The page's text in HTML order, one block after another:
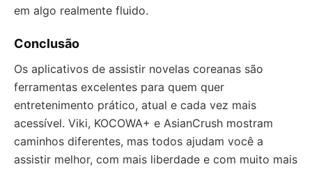
em algo realmente fluido.
Conclusão
Os aplicativos de assistir novelas coreanas são
ferramentas excelentes para quem quer
entretenimento prático, atual e cada vez mais
acessível. Viki, KOCOWA+ e AsianCrush mostram
caminhos diferentes, mas todos ajudam você a
assistir melhor, com mais liberdade e com muito mais